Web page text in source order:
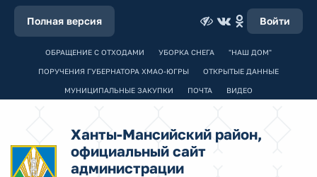
Полная версия Войти
ОБРАЩЕНИЕ С ОТХОДАМИ УБОРКА СНЕГА "НАШ ДОМ"
ПОРУЧЕНИЯ ГУБЕРНАТОРА ХМАО-ЮГРЫ ОТКРЫТЫЕ ДАННЫЕ
МУНИЦИПАЛЬНЫЕ ЗАКУПКИ ПОЧТА ВИДЕО
Ханты-Мансийский район,
официальный сайт
администрации